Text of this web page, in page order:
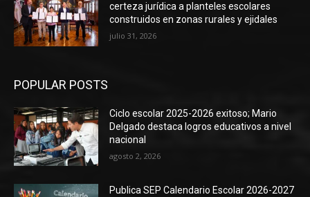
certeza jurídica a planteles escolares
construidos en zonas rurales y ejidales
julio 31, 2026
POPULAR POSTS
Ciclo escolar 2025-2026 exitoso; Mario
Delgado destaca logros educativos a nivel
nacional
agosto 2, 2026
Publica SEP Calendario Escolar 2026-2027